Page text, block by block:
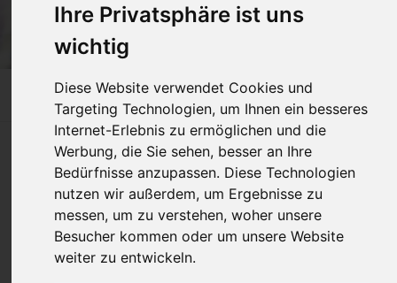
Ihre Privatsphäre ist uns
wichtig
Diese Website verwendet Cookies und
Targeting Technologien, um Ihnen ein besseres
Internet-Erlebnis zu ermöglichen und die
Werbung, die Sie sehen, besser an Ihre
Bedürfnisse anzupassen. Diese Technologien
nutzen wir außerdem, um Ergebnisse zu
messen, um zu verstehen, woher unsere
Besucher kommen oder um unsere Website
weiter zu entwickeln.
Home»News»News Reader
Nasolabialfalte unterspritzen |
Falten behandeln ohne OP
2022-02-10 08:50 von Fischer (Kommentare: 0)